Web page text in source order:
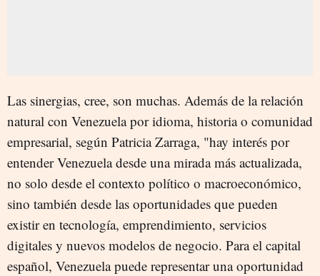
Las sinergias, cree, son muchas. Además de la relación
natural con Venezuela por idioma, historia o comunidad
empresarial, según Patricia Zarraga, "hay interés por
entender Venezuela desde una mirada más actualizada,
no solo desde el contexto político o macroeconómico,
sino también desde las oportunidades que pueden
existir en tecnología, emprendimiento, servicios
digitales y nuevos modelos de negocio. Para el capital
español, Venezuela puede representar una oportunidad